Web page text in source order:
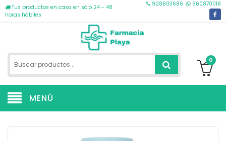
Tus productos en casa en sólo 24 - 48
horas hábiles
928803686 660870018
0
MENÚ